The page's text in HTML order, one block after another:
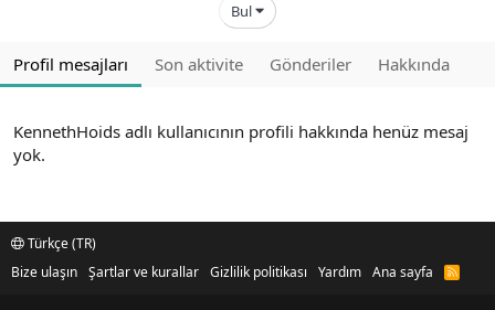
Bul
Profil mesajları Son aktivite Gönderiler Hakkında
KennethHoids adlı kullanıcının profili hakkında henüz mesaj
yok.
Türkçe (TR)
Bize ulaşın Şartlar ve kurallar Gizlilik politikası Yardım Ana sayfa
R